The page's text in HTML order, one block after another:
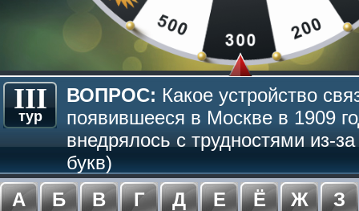
III
тур
ВОПРОС: Какое устройство
появившееся в Москве в 1909
внедрялось с трудностями из-
букв)
А
Б В Г Д Е Ё Ж
З